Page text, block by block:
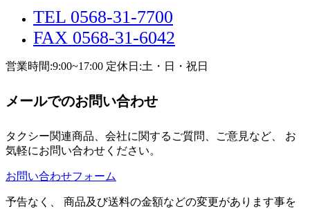
TEL 0568-31-7700
FAX 0568-31-6042
営業時間:9:00~17:00 定休日:土・日・祝日
メールでのお問い合わせ
タクシー関連商品、会社に関するご質問、ご意見など、 お
気軽にお問い合わせください。
お問い合わせフォーム
予告なく、 商品及び送料の金額などの変更があります事を